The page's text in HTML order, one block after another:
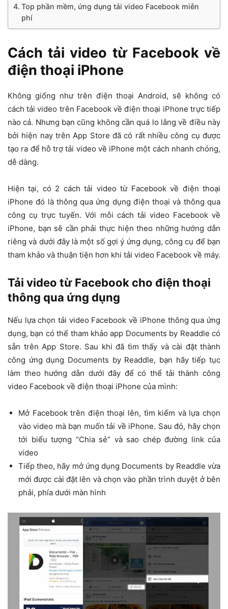
Top phần mềm, ứng dụng tải video Facebook miễn
phí
Cách tải video từ Facebook về
điện thoại iPhone
Không giống như trên điện thoại Android, sẽ không có
cách tải video trên Facebook về điện thoại iPhone trực tiếp
nào cả. Nhưng bạn cũng không cần quá lo lắng về điều này
bởi hiện nay trên App Store đã có rất nhiều công cụ được
tạo ra để hỗ trợ tải video về iPhone một cách nhanh chóng,
dễ dàng.
Hiện tại, có 2 cách tải video từ Facebook về điện thoại
iPhone đó là thông qua ứng dụng điện thoại và thông qua
công cụ trực tuyến. Với mỗi cách tải video Facebook về
iPhone, bạn sẽ cần phải thực hiện theo những hướng dẫn
riêng và dưới đây là một số gợi ý ứng dụng, công cụ để bạn
tham khảo và thuận tiện hơn khi tải video Facebook về máy.
Tải video từ Facebook cho điện thoại
thông qua ứng dụng
Nếu lựa chọn tải video Facebook về iPhone thông qua ứng
dụng, bạn có thể tham khảo app Documents by Readdle có
sẵn trên App Store. Sau khi đã tìm thấy và cài đặt thành
công ứng dụng Documents by Readdle, bạn hãy tiếp tục
làm theo hướng dẫn dưới đây để có thể tải thành công
video Facebook về điện thoại iPhone của mình:
Mở Facebook trên điện thoại lên, tìm kiếm và lựa chọn
vào video mà bạn muốn tải về iPhone. Sau đó, hãy chọn
tới biểu tượng “Chia sẻ” và sao chép đường link của
video
Tiếp theo, hãy mở ứng dụng Documents by Readdle vừa
mới được cài đặt lên và chọn vào phần trình duyệt ở bên
phải, phía dưới màn hình